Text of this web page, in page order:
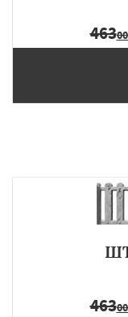
463
463